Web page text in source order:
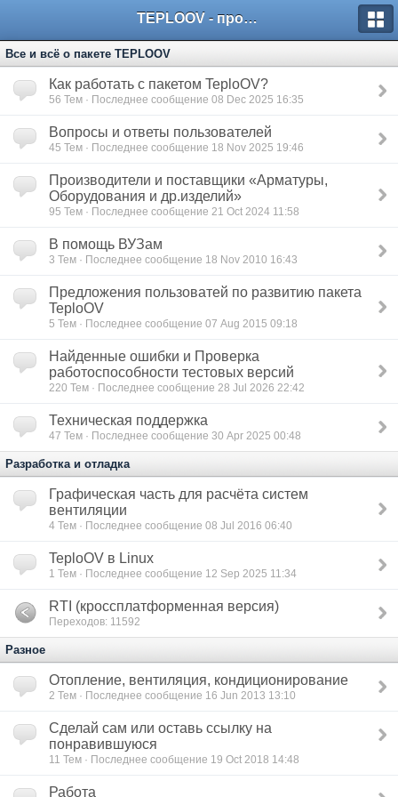
TEPLOOV - программный комплекс для расчёта систем отопления и вентиляции
Все и всё о пакете TEPLOOV
Как работать с пакетом TeploOV?
56 Тем · Последнее сообщение 08 Dec 2025 16:35
Вопросы и ответы пользователей
45 Тем · Последнее сообщение 18 Nov 2025 19:46
Производители и поставщики «Арматуры,
Оборудования и др.изделий»
95 Тем · Последнее сообщение 21 Oct 2024 11:58
В помощь ВУЗам
3 Тем · Последнее сообщение 18 Nov 2010 16:43
Предложения пользоватей по развитию пакета
TeploOV
5 Тем · Последнее сообщение 07 Aug 2015 09:18
Найденные ошибки и Проверка
работоспособности тестовых версий
220 Тем · Последнее сообщение 28 Jul 2026 22:42
Техническая поддержка
47 Тем · Последнее сообщение 30 Apr 2025 00:48
Разработка и отладка
Графическая часть для расчёта систем
вентиляции
4 Тем · Последнее сообщение 08 Jul 2016 06:40
TeploOV в Linux
1 Тем · Последнее сообщение 12 Sep 2025 11:34
RTI (кроссплатформенная версия)
Переходов: 11592
Разное
Отопление, вентиляция, кондиционирование
2 Тем · Последнее сообщение 16 Jun 2013 13:10
Сделай сам или оставь ссылку на
понравившуюся
11 Тем · Последнее сообщение 19 Oct 2018 14:48
Работа